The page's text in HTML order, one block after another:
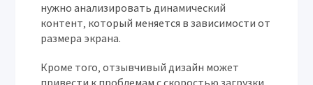
нужно анализировать динамический
контент‚ который меняется в зависимости от
размера экрана.
Кроме того‚ отзывчивый дизайн может
привести к проблемам с скоростью загрузки